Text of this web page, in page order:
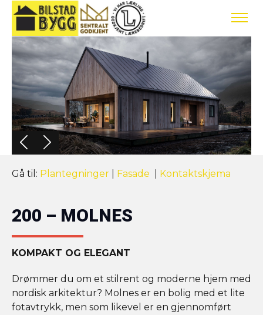
Gå til: Plantegninger Fasade Kontaktskjema
200 – MOLNES
KOMPAKT OG ELEGANT
Drømmer du om et stilrent og moderne hjem med
nordisk arkitektur? Molnes er en bolig med et lite
fotavtrykk, men som likevel er en gjennomført